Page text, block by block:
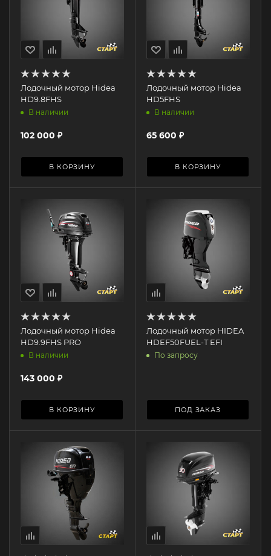
Лодочный мотор Hidea
HD9.8FHS
В наличии
102 000 ₽
В КОРЗИНУ
Лодочный мотор Hidea
HD5FHS
В наличии
65 600 ₽
В КОРЗИНУ
Лодочный мотор Hidea
HD9.9FHS PRO
В наличии
143 000 ₽
В КОРЗИНУ
Лодочный мотор HIDEA
HDEF50FUEL-T EFI
По запросу
ПОД ЗАКАЗ